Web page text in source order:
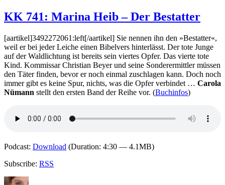
Fünf
AutorInnen
ein
Interview
–
ganz
viel
Spaß
(Krimifest
KK 741: Marina Heib – Der Bestatter
[aartikel]3492272061:left[/aartikel] Sie nennen ihn den »Bestatter«,
weil er bei jeder Leiche einen Bibelvers hinterlässt. Der tote Junge
auf der Waldlichtung ist bereits sein viertes Opfer. Das vierte tote
Kind. Kommissar Christian Beyer und seine Sonderermittler müssen
den Täter finden, bevor er noch einmal zuschlagen kann. Doch noch
immer gibt es keine Spur, nichts, was die Opfer verbindet … Carola
Nümann stellt den ersten Band der Reihe vor. (Buchinfos)
Podcast: Download (Duration: 4:30 — 4.1MB)
Subscribe: RSS
Autor